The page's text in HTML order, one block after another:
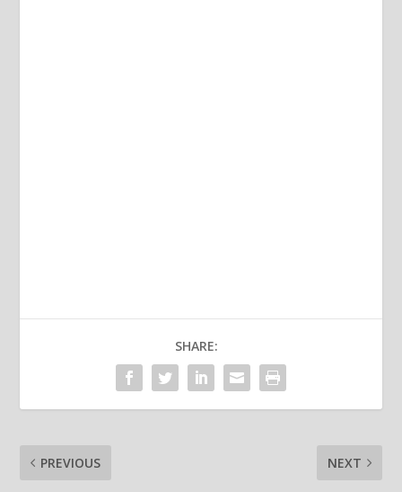
SHARE:
PREVIOUS NEXT